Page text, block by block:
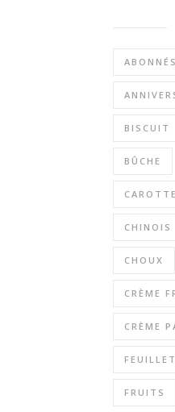
ABONNÉS
BISCUIT
BÛCHE
CHINOIS
CHOUX
CRÈME
CRÈME
FRUITS